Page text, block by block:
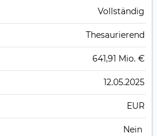
Vollständig
Thesaurierend
641,91 Mio. €
12.05.2025
EUR
Nein